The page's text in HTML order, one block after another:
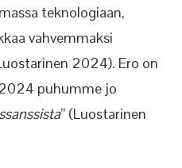
teknologiaan,
vahvemmaksi
2024). Ero on
puhumme jo
” (Luostarinen